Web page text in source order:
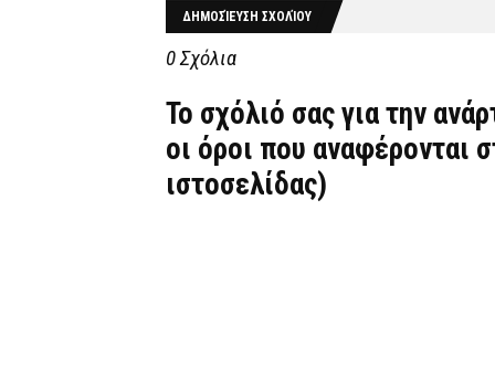
ΔΗΜΟΣΊΕΥΣΗ ΣΧΟΛΊΟΥ
0 Σχόλια
Το σχόλιό σας για την
οι όροι που αναφέρονται
ιστοσελίδας)